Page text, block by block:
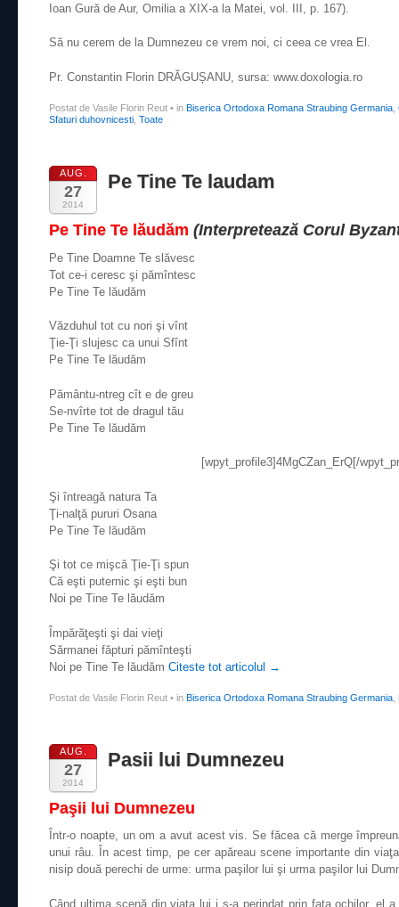
Ioan Gură de Aur, Omilia a XIX-a la Matei, vol. III, p. 167).
Să nu cerem de la Dumnezeu ce vrem noi, ci ceea ce vrea El.
Pr. Constantin Florin DRĂGUȘANU, sursa: www.doxologia.ro
Postat de Vasile Florin Reut • in Biserica Ortodoxa Romana Straubing Germania,
Sfaturi duhovnicesti, Toate
AUG.
27
2014
Pe Tine Te laudam
Pe Tine Te lăudăm (Interpretează Corul
Pe Tine Doamne Te slăvesc
Tot ce-i ceresc şi pămîntesc
Pe Tine Te lăudăm
Văzduhul tot cu nori şi vînt
Ţie-Ţi slujesc ca unui Sfînt
Pe Tine Te lăudăm
Pământu-ntreg cît e de greu
Se-nvîrte tot de dragul tău
Pe Tine Te lăudăm
[wpyt_profile3]4MgCZan_ErQ[/
Şi întreagă natura Ta
Ţi-nalţă pururi Osana
Pe Tine Te lăudăm
Şi tot ce mişcă Ţie-Ţi spun
Că eşti puternic şi eşti bun
Noi pe Tine Te lăudăm
Împărăţeşti şi dai vieţi
Sărmanei făpturi pămînteşti
Noi pe Tine Te lăudăm Citeste tot articolul →
Postat de Vasile Florin Reut • in Biserica Ortodoxa Romana Straubing Germania
AUG.
27
2014
Pasii lui Dumnezeu
Paşii lui Dumnezeu
Într-o noapte, un om a avut acest vis. Se făcea că merge
unui râu. În acest timp, pe cer apăreau scene importante din
nisip două perechi de urme: urma paşilor lui şi urma paşilor lui
Când ultima scenă din viaţa lui i s-a perindat prin faţa ochilor, el